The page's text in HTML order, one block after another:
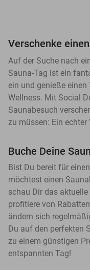
Verschenke
Auf der Suche nach
Sauna-Tag ist ein
ein und genieße
Wellness. Mit Social
Saunabesuch
zu müssen: Ein echter
Buche Deine
Bist Du bereit für
möchtest einen
schau Dir das
profitiere von
ändern sich
Du auf den perfekten
zu einem günstigen
entspannten Tag!